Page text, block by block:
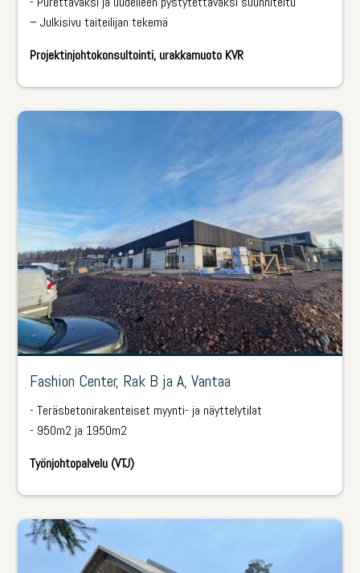
– Julkisivu taiteilijan tekemä
Projektinjohtokonsultointi, urakkamuoto KVR
Fashion Center, Rak B ja A, Vantaa
­- Teräsbetonirakenteiset myynti- ja näyttelytilat
­- 950m2 ja 1950m2
Työnjohtopalvelu (VTJ)